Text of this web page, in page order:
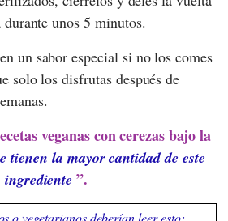
unos 5 minutos.
un sabor especial si no los comes
solo los disfrutas después de
veganas con cerezas bajo la
tienen la mayor cantidad de este
ingrediente ”.